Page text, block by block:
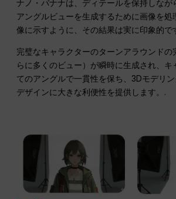
ナノ・バナナは、ディテールを保持しなが
アングルビューを生成するために画像を処
像に示すように、その結果は実に印象的で
完璧なキャラクターのターンアラウンドの
らに多くのビュー）が瞬時に生成され、キ
てのアングルで一貫性を保ち、3Dモデリ
デザインに大きな利便性を提供します。.